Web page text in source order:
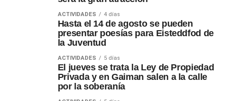
ACTIVIDADES 4 días
Hasta el 14 de agosto se pueden
presentar poesías para Eisteddfod de
la Juventud
ACTIVIDADES 5 días
El jueves se trata la Ley de Propiedad
Privada y en Gaiman salen a la calle
por la soberanía